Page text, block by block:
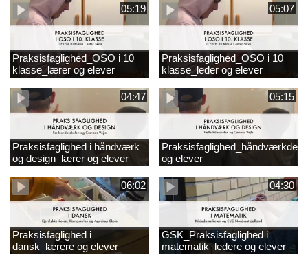
05:19
Praksisfaglighed_OSO i 10
klasse_lærer og elever
05:07
Praksisfaglighed_OSO i 10
klasse_leder og elever
04:47
Praksisfaglighed i håndværk
og design_lærer og elever
05:15
og elever
06:02
Praksisfaglighed i
dansk_lærere og elever
04:30
GSK_Praksisfaglighed i
matematik_ledere og elever